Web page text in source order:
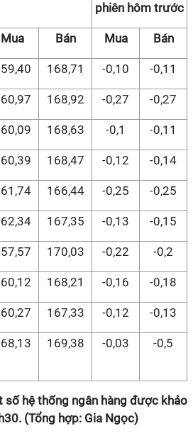
phiên hôm trước
Mua Bán Mua Bán
168,71 -0,10 -0,11
168,92 -0,27 -0,27
168,63 -0,1 -0,11
168,47 -0,12 -0,14
166,44 -0,25 -0,25
167,35 -0,13 -0,15
170,03 -0,22 -0,2
168,21 -0,16 -0,18
167,33 -0,12 -0,13
169,38 -0,03 -0,5
số hệ thống ngân hàng được khảo
(Tổng hợp: Gia Ngọc)